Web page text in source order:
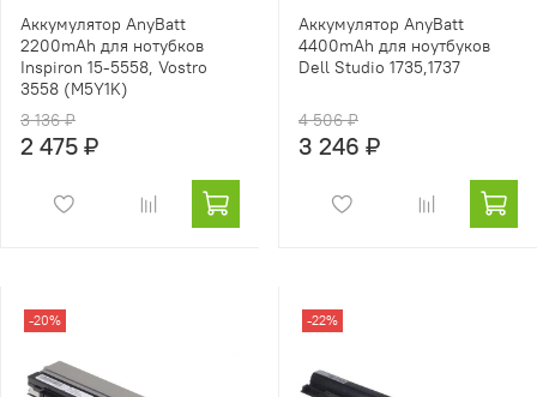
Аккумулятор AnyBatt
2200mAh для нотубков
Inspiron 15-5558, Vostro
3558 (M5Y1K)
3 136 ₽
2 475 ₽
Аккумулятор AnyBatt
4400mAh для ноутбуков
Dell Studio 1735,1737
4 506 ₽
3 246 ₽
-20% -22%